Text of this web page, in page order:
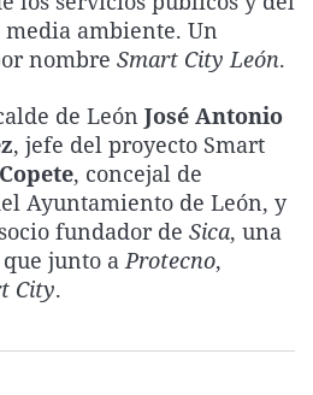
La rosa de los vientos
Gente viajera
Como el perro y el
Caso
Retornados
Equipo de
Operación Viuda
Extremadura
Galicia
La Rioja
Navarra
País Vasco
Virales
Televisión
Elecciones
ambiente. Un
nombre Smart City León.
de León José Antonio
, jefe del proyecto Smart
, concejal de
Ayuntamiento de León, y
fundador de Sica, una
que junto aProtecno,
City.